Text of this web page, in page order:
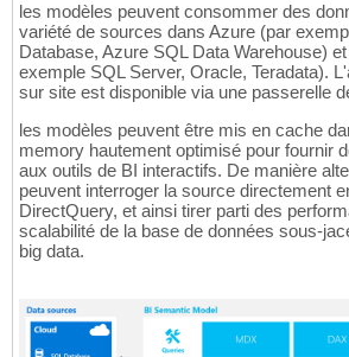
les modèles peuvent consommer des
variété de sources dans Azure (par
Database, Azure SQL Data Warehouse)
exemple SQL Server, Oracle, Teradata).
sur site est disponible via une passerelle
les modèles peuvent être mis en cache
memory hautement optimisé pour fournir
aux outils de BI interactifs. De manière
peuvent interroger la source directement
DirectQuery, et ainsi tirer parti des
scalabilité de la base de données sous-
big data.